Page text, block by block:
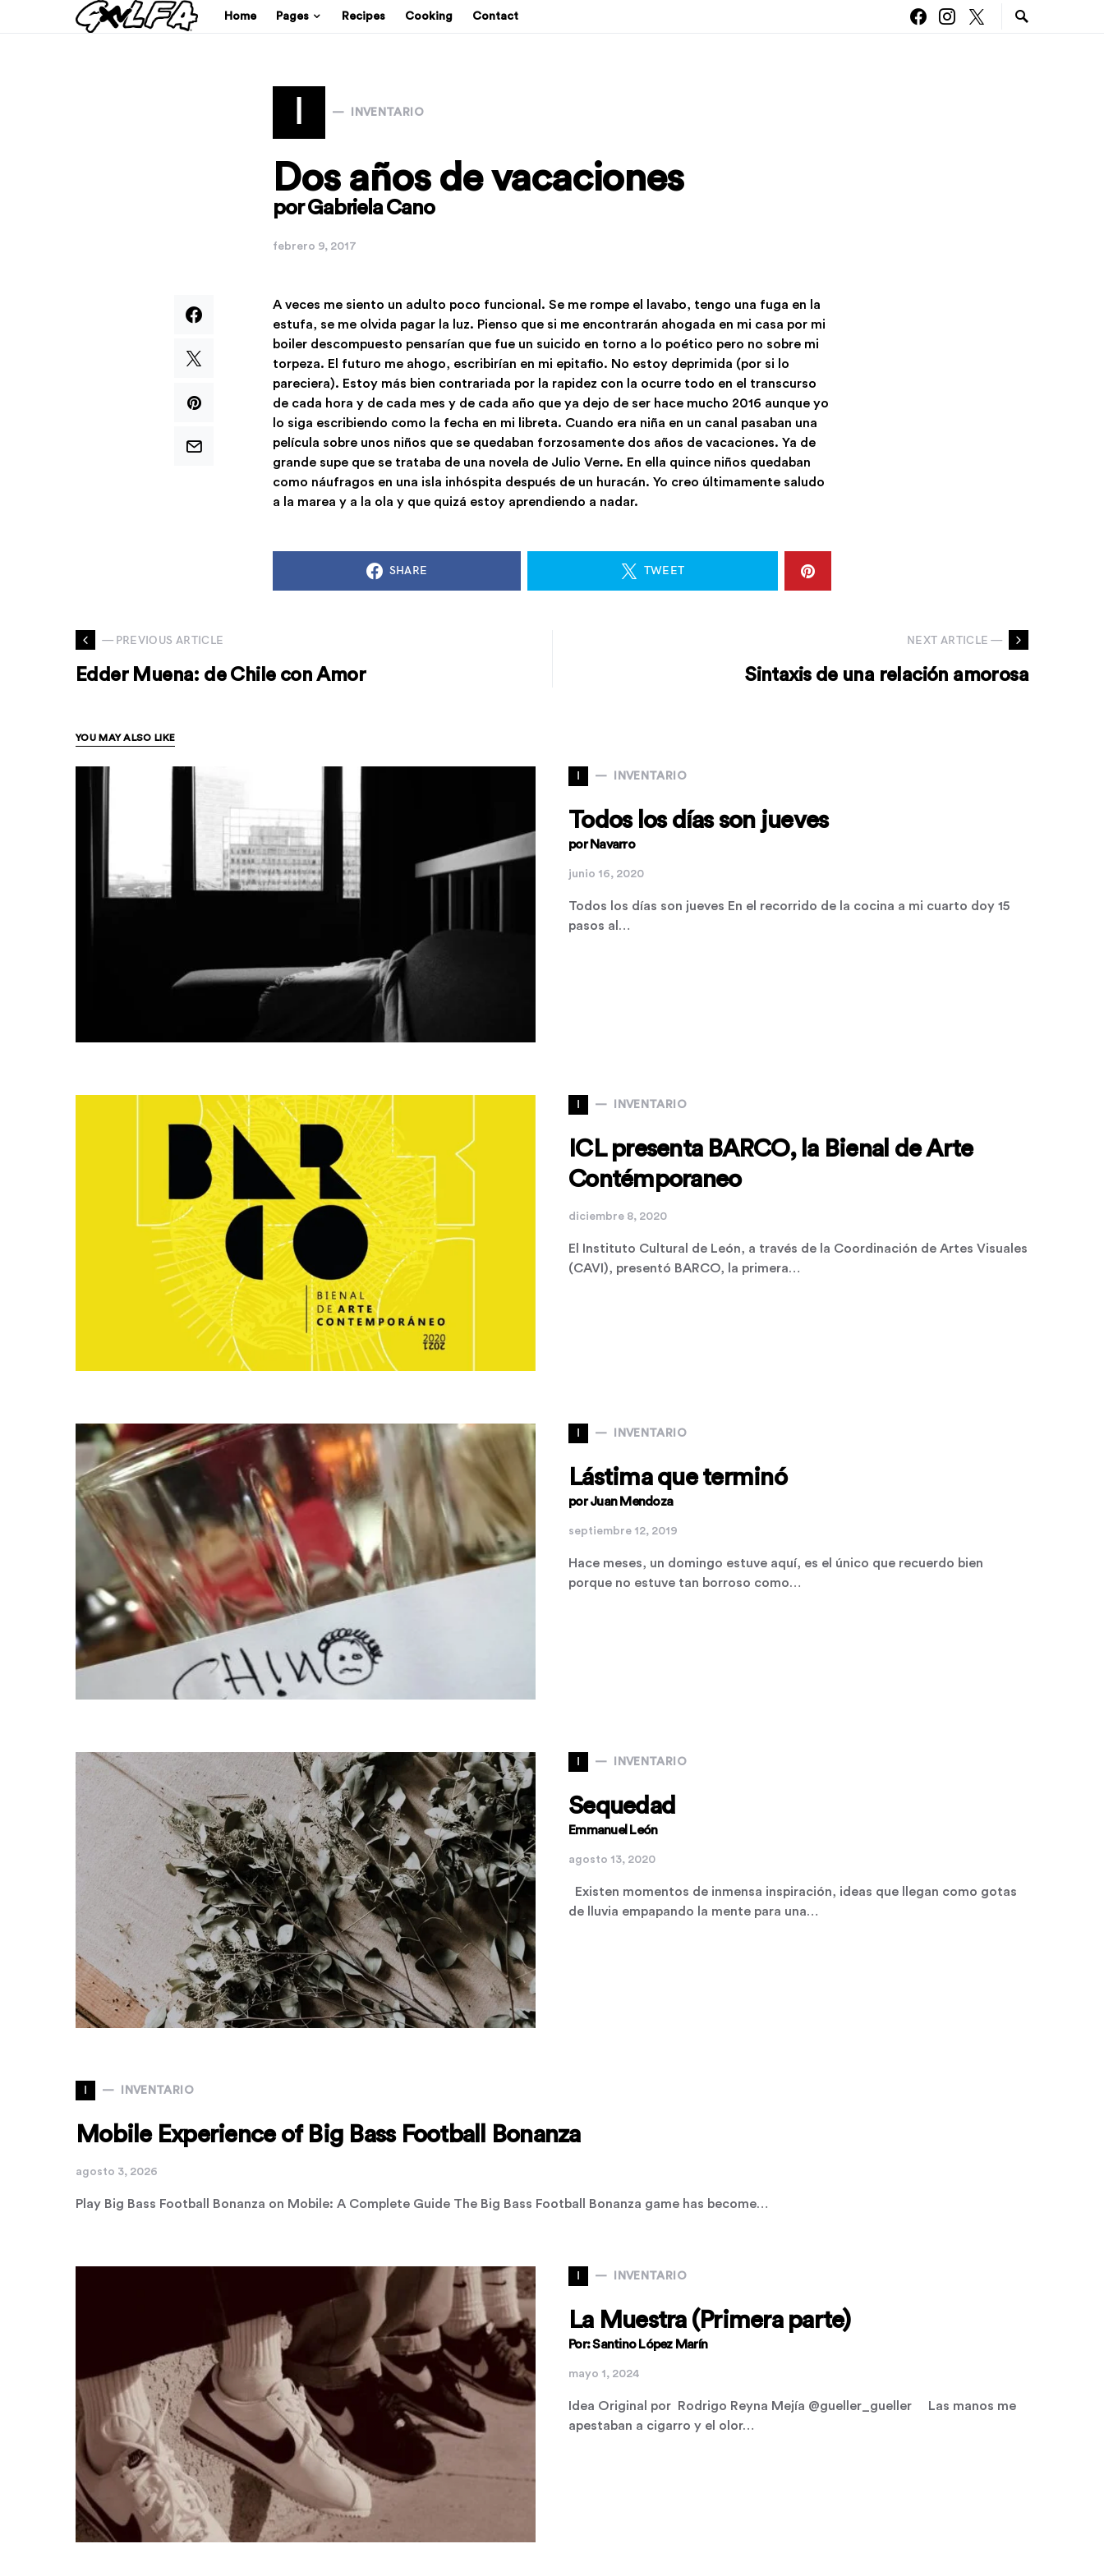
Home Pages Recipes Cooking Contact
I INVENTARIO
Dos años de vacaciones
por Gabriela Cano
febrero 9, 2017
A veces me siento un adulto poco funcional. Se me rompe el lavabo, tengo una fuga en la
estufa, se me olvida pagar la luz. Pienso que si me encontrarán ahogada en mi casa por mi
boiler descompuesto pensarían que fue un suicido en torno a lo poético pero no sobre mi
torpeza. El futuro me ahogo, escribirían en mi epitafio. No estoy deprimida (por si lo
pareciera). Estoy más bien contrariada por la rapidez con la ocurre todo en el transcurso
de cada hora y de cada mes y de cada año que ya dejo de ser hace mucho 2016 aunque yo
lo siga escribiendo como la fecha en mi libreta. Cuando era niña en un canal pasaban una
película sobre unos niños que se quedaban forzosamente dos años de vacaciones. Ya de
grande supe que se trataba de una novela de Julio Verne. En ella quince niños quedaban
como náufragos en una isla inhóspita después de un huracán. Yo creo últimamente saludo
a la marea y a la ola y que quizá estoy aprendiendo a nadar.
SHARE TWEET
— PREVIOUS ARTICLE
Edder Muena: de Chile con Amor
NEXT ARTICLE —
Sintaxis de una relación amorosa
YOU MAY ALSO LIKE
I INVENTARIO
Todos los días son jueves
por Navarro
junio 16, 2020
Todos los días son jueves En el recorrido de la cocina a mi cuarto doy 15
pasos al…
I INVENTARIO
ICL presenta BARCO, la Bienal de Arte
Contémporaneo
diciembre 8, 2020
El Instituto Cultural de León, a través de la Coordinación de Artes Visuales
(CAVI), presentó BARCO, la primera…
I INVENTARIO
Lástima que terminó
por Juan Mendoza
septiembre 12, 2019
Hace meses, un domingo estuve aquí, es el único que recuerdo bien
porque no estuve tan borroso como…
I INVENTARIO
Sequedad
Emmanuel León
agosto 13, 2020
Existen momentos de inmensa inspiración, ideas que llegan como gotas
de lluvia empapando la mente para una…
I INVENTARIO
Mobile Experience of Big Bass Football Bonanza
agosto 3, 2026
Play Big Bass Football Bonanza on Mobile: A Complete Guide The Big Bass Football Bonanza game has become…
I INVENTARIO
La Muestra (Primera parte)
Por: Santino López Marín
mayo 1, 2024
Idea Original por Rodrigo Reyna Mejía @gueller_gueller Las manos me
apestaban a cigarro y el olor…